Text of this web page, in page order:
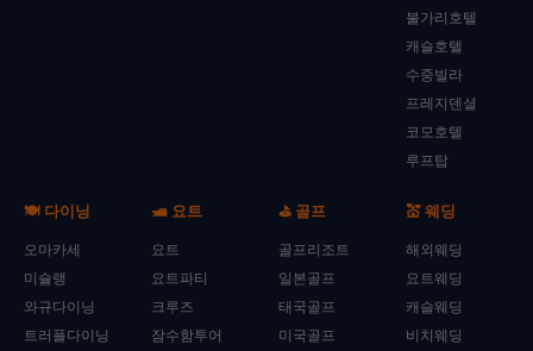
불가리호텔
캐슬호텔
수중빌라
프레지덴셜
코모호텔
루프탑
🍽️ 다이닝
오마카세
미슐랭
와규다이닝
트러플다이닝
🛥️ 요트
요트
요트파티
크루즈
잠수함투어
⛳ 골프
골프리조트
일본골프
태국골프
미국골프
💒 웨딩
해외웨딩
요트웨딩
캐슬웨딩
비치웨딩